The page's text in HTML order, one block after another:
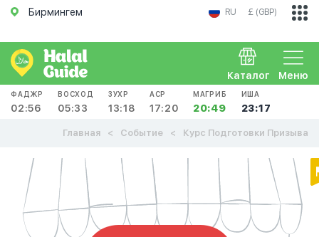
Бирмингем RU £ (GBP)
Меню
Каталог
ФАДЖР
02:56
ВОСХОД
05:33
ЗУХР
13:18
АСР
17:20
МАГРИБ
20:49
ИША
23:17
Главная Событие Курс Подготовки Призыва